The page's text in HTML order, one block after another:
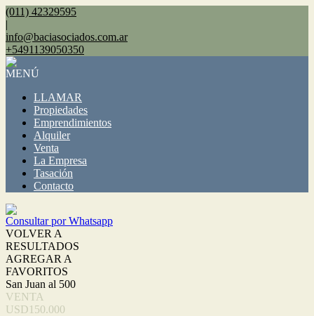
(011) 42329595
|
info@baciasociados.com.ar
+5491139050350
MENÚ
LLAMAR
Propiedades
Emprendimientos
Alquiler
Venta
La Empresa
Tasación
Contacto
Consultar por Whatsapp
VOLVER A
RESULTADOS
AGREGAR A
FAVORITOS
San Juan al 500
VENTA
USD150.000